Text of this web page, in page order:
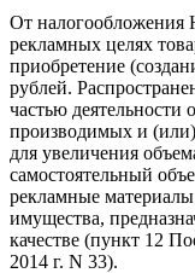
От налогообложения
рекламных целях
приобретение
рублей.
частью
производимых и
для увеличения
самостоятельный
рекламные материалы
имущества,
качестве (пункт 12
2014 г. N 33).